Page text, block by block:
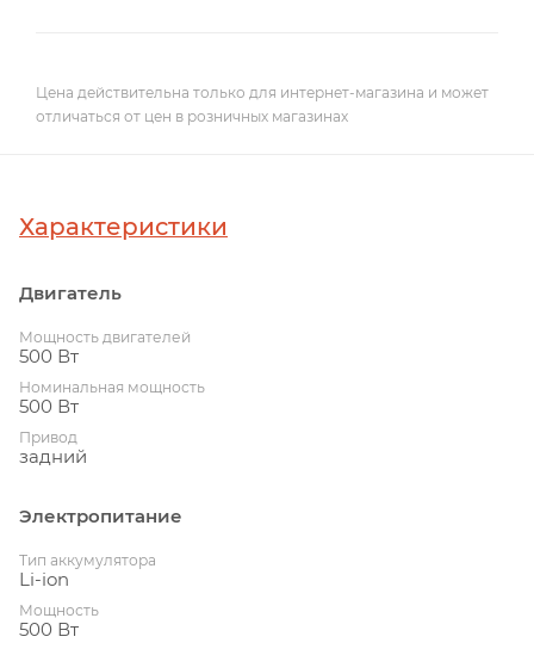
Цена действительна только для интернет-магазина и может
отличаться от цен в розничных магазинах
Характеристики
Двигатель
Мощность двигателей
500 Вт
Номинальная мощность
500 Вт
Привод
задний
Электропитание
Тип аккумулятора
Li-ion
Мощность
500 Вт